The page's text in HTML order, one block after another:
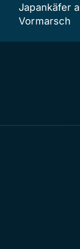
Japankäfer
Vormarsch